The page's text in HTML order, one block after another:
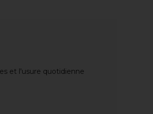
et l'usure quotidienne